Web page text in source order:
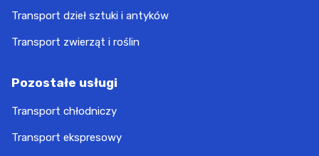
Transport dzieł sztuki i antyków
Transport zwierząt i roślin
Pozostałe usługi
Transport chłodniczy
Transport ekspresowy